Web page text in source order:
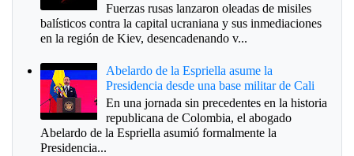
Fuerzas rusas lanzaron oleadas de misiles
balísticos contra la capital ucraniana y sus inmediaciones
en la región de Kiev, desencadenando v...
Abelardo de la Espriella asume la
Presidencia desde una base militar de Cali
En una jornada sin precedentes en la historia
republicana de Colombia, el abogado
Abelardo de la Espriella asumió formalmente la
Presidencia...